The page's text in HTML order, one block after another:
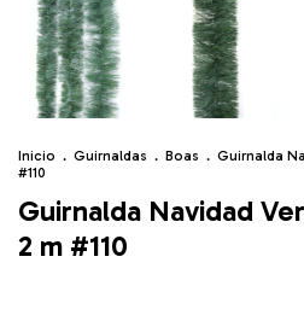
Inicio . Guirnaldas . Boas . Guirnalda
#110
Guirnalda Navidad
2 m #110